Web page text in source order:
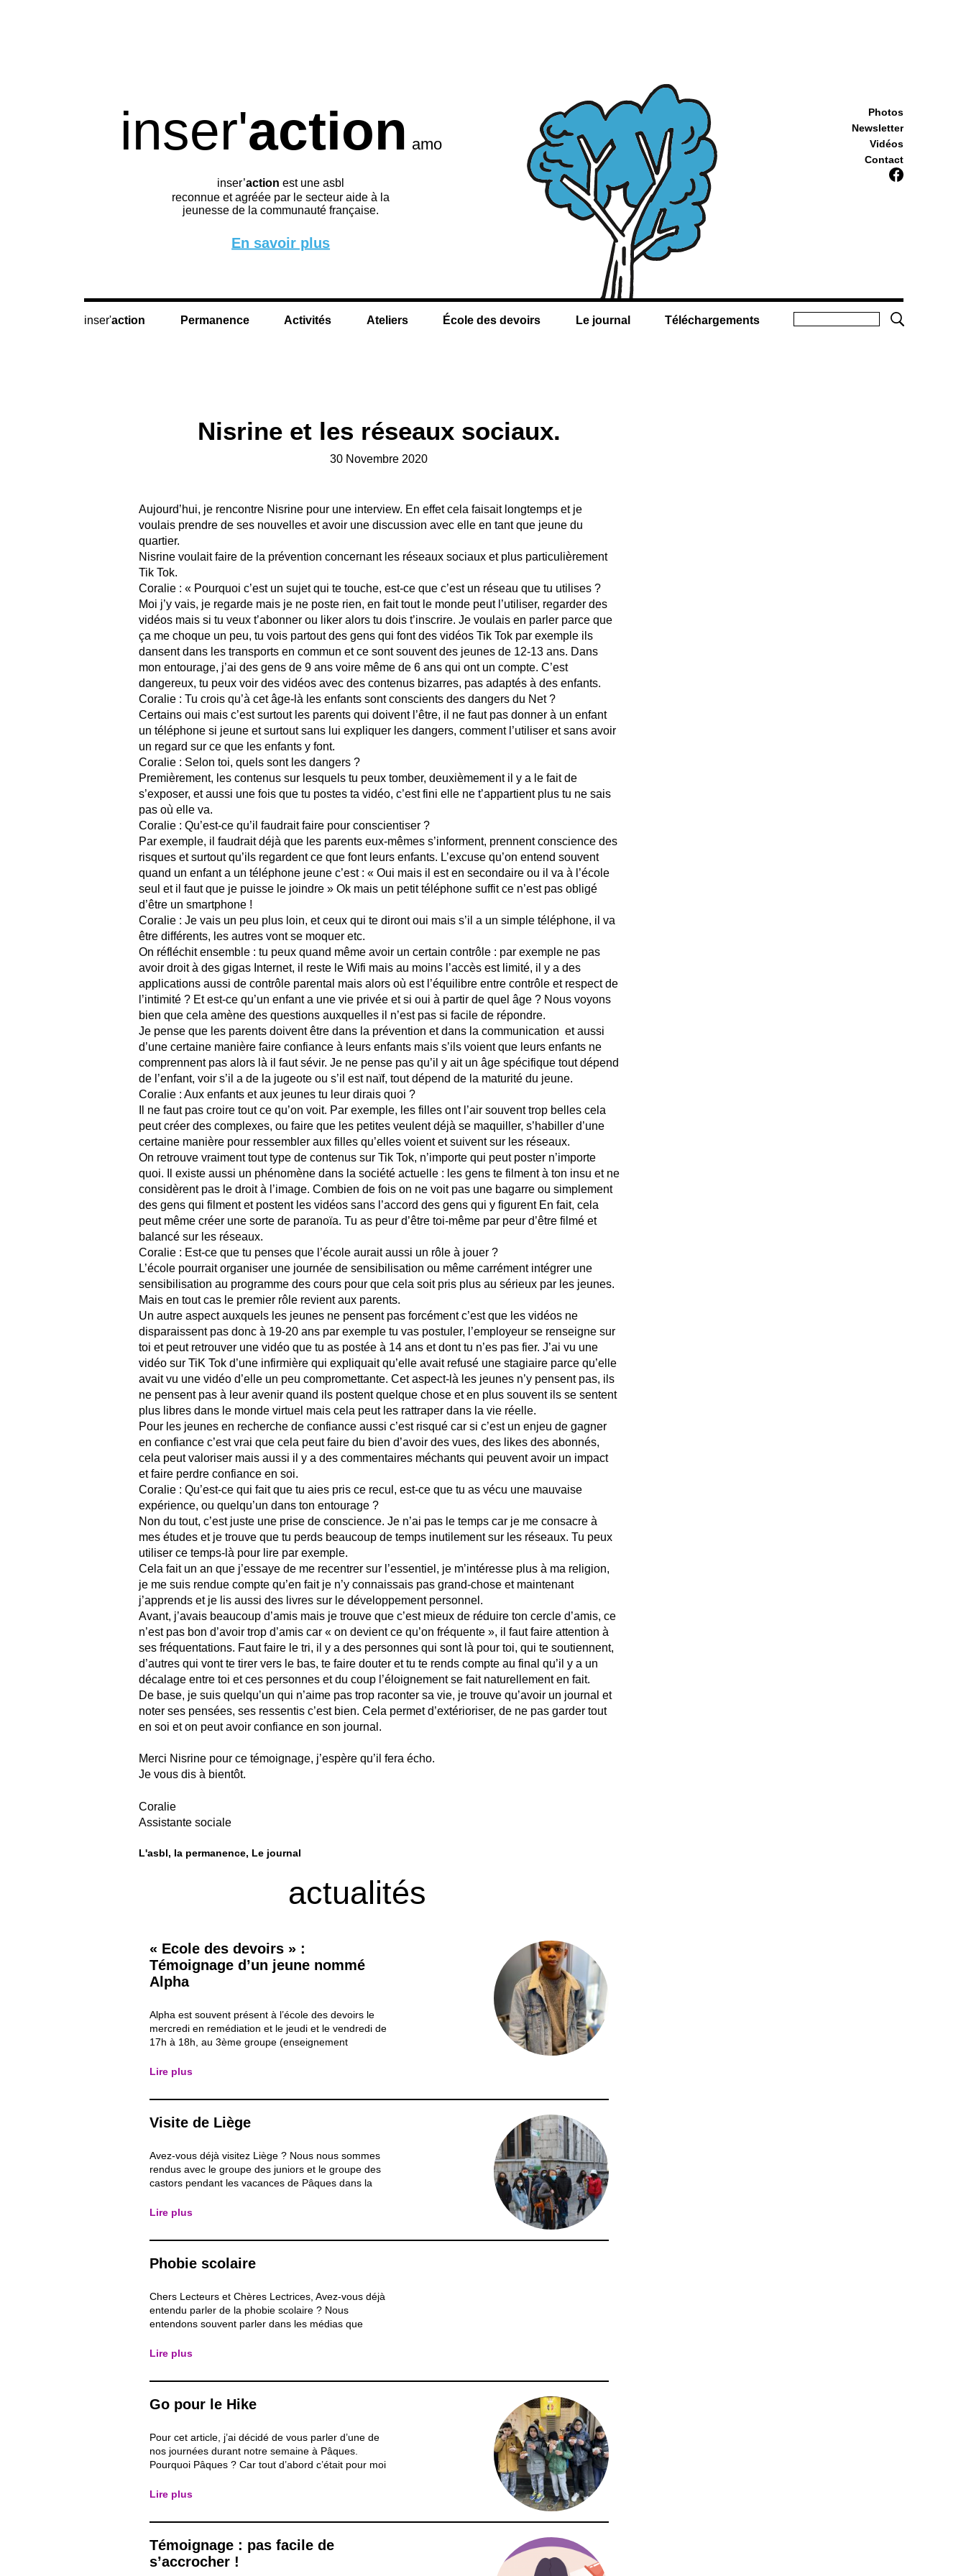
inser'action amo
inser’action est une asbl
reconnue et agréée par le secteur aide à la
jeunesse de la communauté française.
En savoir plus
Photos
Newsletter
Vidéos
Contact
action Permanence Activités Ateliers École des devoirs Le journal Téléchargements
Nisrine et les réseaux sociaux.
30 Novembre 2020
Aujourd’hui, je rencontre Nisrine pour une interview. En effet cela faisait longtemps et je
voulais prendre de ses nouvelles et avoir une discussion avec elle en tant que jeune du
quartier.
Nisrine voulait faire de la prévention concernant les réseaux sociaux et plus particulièrement
Tik Tok.
Coralie : « Pourquoi c’est un sujet qui te touche, est-ce que c’est un réseau que tu utilises ?
Moi j’y vais, je regarde mais je ne poste rien, en fait tout le monde peut l’utiliser, regarder des
vidéos mais si tu veux t’abonner ou liker alors tu dois t’inscrire. Je voulais en parler parce que
ça me choque un peu, tu vois partout des gens qui font des vidéos Tik Tok par exemple ils
dansent dans les transports en commun et ce sont souvent des jeunes de 12-13 ans. Dans
mon entourage, j’ai des gens de 9 ans voire même de 6 ans qui ont un compte. C’est
dangereux, tu peux voir des vidéos avec des contenus bizarres, pas adaptés à des enfants.
Coralie : Tu crois qu’à cet âge-là les enfants sont conscients des dangers du Net ?
Certains oui mais c’est surtout les parents qui doivent l’être, il ne faut pas donner à un enfant
un téléphone si jeune et surtout sans lui expliquer les dangers, comment l’utiliser et sans avoir
un regard sur ce que les enfants y font.
Coralie : Selon toi, quels sont les dangers ?
Premièrement, les contenus sur lesquels tu peux tomber, deuxièmement il y a le fait de
s’exposer, et aussi une fois que tu postes ta vidéo, c’est fini elle ne t’appartient plus tu ne sais
pas où elle va.
Coralie : Qu’est-ce qu’il faudrait faire pour conscientiser ?
Par exemple, il faudrait déjà que les parents eux-mêmes s’informent, prennent conscience des
risques et surtout qu’ils regardent ce que font leurs enfants. L’excuse qu’on entend souvent
quand un enfant a un téléphone jeune c’est : « Oui mais il est en secondaire ou il va à l’école
seul et il faut que je puisse le joindre » Ok mais un petit téléphone suffit ce n’est pas obligé
d’être un smartphone !
Coralie : Je vais un peu plus loin, et ceux qui te diront oui mais s’il a un simple téléphone, il va
être différents, les autres vont se moquer etc.
On réfléchit ensemble : tu peux quand même avoir un certain contrôle : par exemple ne pas
avoir droit à des gigas Internet, il reste le Wifi mais au moins l’accès est limité, il y a des
applications aussi de contrôle parental mais alors où est l’équilibre entre contrôle et respect de
l’intimité ? Et est-ce qu’un enfant a une vie privée et si oui à partir de quel âge ? Nous voyons
bien que cela amène des questions auxquelles il n’est pas si facile de répondre.
Je pense que les parents doivent être dans la prévention et dans la communication et aussi
d’une certaine manière faire confiance à leurs enfants mais s’ils voient que leurs enfants ne
comprennent pas alors là il faut sévir. Je ne pense pas qu’il y ait un âge spécifique tout dépend
de l’enfant, voir s’il a de la jugeote ou s’il est naïf, tout dépend de la maturité du jeune.
Coralie : Aux enfants et aux jeunes tu leur dirais quoi ?
Il ne faut pas croire tout ce qu’on voit. Par exemple, les filles ont l’air souvent trop belles cela
peut créer des complexes, ou faire que les petites veulent déjà se maquiller, s’habiller d’une
certaine manière pour ressembler aux filles qu’elles voient et suivent sur les réseaux.
On retrouve vraiment tout type de contenus sur Tik Tok, n’importe qui peut poster n’importe
quoi. Il existe aussi un phénomène dans la société actuelle : les gens te filment à ton insu et ne
considèrent pas le droit à l’image. Combien de fois on ne voit pas une bagarre ou simplement
des gens qui filment et postent les vidéos sans l’accord des gens qui y figurent En fait, cela
peut même créer une sorte de paranoïa. Tu as peur d’être toi-même par peur d’être filmé et
balancé sur les réseaux.
Coralie : Est-ce que tu penses que l’école aurait aussi un rôle à jouer ?
L’école pourrait organiser une journée de sensibilisation ou même carrément intégrer une
sensibilisation au programme des cours pour que cela soit pris plus au sérieux par les jeunes.
Mais en tout cas le premier rôle revient aux parents.
Un autre aspect auxquels les jeunes ne pensent pas forcément c’est que les vidéos ne
disparaissent pas donc à 19-20 ans par exemple tu vas postuler, l’employeur se renseigne sur
toi et peut retrouver une vidéo que tu as postée à 14 ans et dont tu n’es pas fier. J’ai vu une
vidéo sur TiK Tok d’une infirmière qui expliquait qu’elle avait refusé une stagiaire parce qu’elle
avait vu une vidéo d’elle un peu compromettante. Cet aspect-là les jeunes n’y pensent pas, ils
ne pensent pas à leur avenir quand ils postent quelque chose et en plus souvent ils se sentent
plus libres dans le monde virtuel mais cela peut les rattraper dans la vie réelle.
Pour les jeunes en recherche de confiance aussi c’est risqué car si c’est un enjeu de gagner
en confiance c’est vrai que cela peut faire du bien d’avoir des vues, des likes des abonnés,
cela peut valoriser mais aussi il y a des commentaires méchants qui peuvent avoir un impact
et faire perdre confiance en soi.
Coralie : Qu’est-ce qui fait que tu aies pris ce recul, est-ce que tu as vécu une mauvaise
expérience, ou quelqu’un dans ton entourage ?
Non du tout, c’est juste une prise de conscience. Je n’ai pas le temps car je me consacre à
mes études et je trouve que tu perds beaucoup de temps inutilement sur les réseaux. Tu peux
utiliser ce temps-là pour lire par exemple.
Cela fait un an que j’essaye de me recentrer sur l’essentiel, je m’intéresse plus à ma religion,
je me suis rendue compte qu’en fait je n’y connaissais pas grand-chose et maintenant
j’apprends et je lis aussi des livres sur le développement personnel.
Avant, j’avais beaucoup d’amis mais je trouve que c’est mieux de réduire ton cercle d’amis, ce
n’est pas bon d’avoir trop d’amis car « on devient ce qu’on fréquente », il faut faire attention à
ses fréquentations. Faut faire le tri, il y a des personnes qui sont là pour toi, qui te soutiennent,
d’autres qui vont te tirer vers le bas, te faire douter et tu te rends compte au final qu’il y a un
décalage entre toi et ces personnes et du coup l’éloignement se fait naturellement en fait.
De base, je suis quelqu’un qui n’aime pas trop raconter sa vie, je trouve qu’avoir un journal et
noter ses pensées, ses ressentis c’est bien. Cela permet d’extérioriser, de ne pas garder tout
en soi et on peut avoir confiance en son journal.
Merci Nisrine pour ce témoignage, j’espère qu’il fera écho.
Je vous dis à bientôt.
Coralie
Assistante sociale
L'asbl la permanence Le journal
actualités
« Ecole des devoirs » :
Témoignage d’un jeune nommé
Alpha
Alpha est souvent présent à l’école des devoirs le
mercredi en remédiation et le jeudi et le vendredi de
17h à 18h, au 3ème groupe (enseignement
mauvais pied, Alpha se montre très motivé, et
d’améliorer son...
Lire plus
Visite de Liège
Avez-vous déjà visitez Liège ? Nous nous sommes
rendus avec le groupe des juniors et le groupe des
castors pendant les vacances de Pâques dans la
mise en avant ! Pour commencer, l’archéo-forum.
située à...
Lire plus
Phobie scolaire
Chers Lecteurs et Chères Lectrices, Avez-vous déjà
entendu parler de la phobie scolaire ? Nous
entendons souvent parler dans les médias que
l’absentéisme, le décrochage scolaire, les troubles
ceux...
Lire plus
Go pour le Hike
Pour cet article, j’ai décidé de vous parler d’une de
nos journées durant notre semaine à Pâques.
Pourquoi Pâques ? Car tout d’abord c’était pour moi
que nous avons eu (10 en raison du protocole «
Lire plus
Témoignage : pas facile de
s’accrocher !